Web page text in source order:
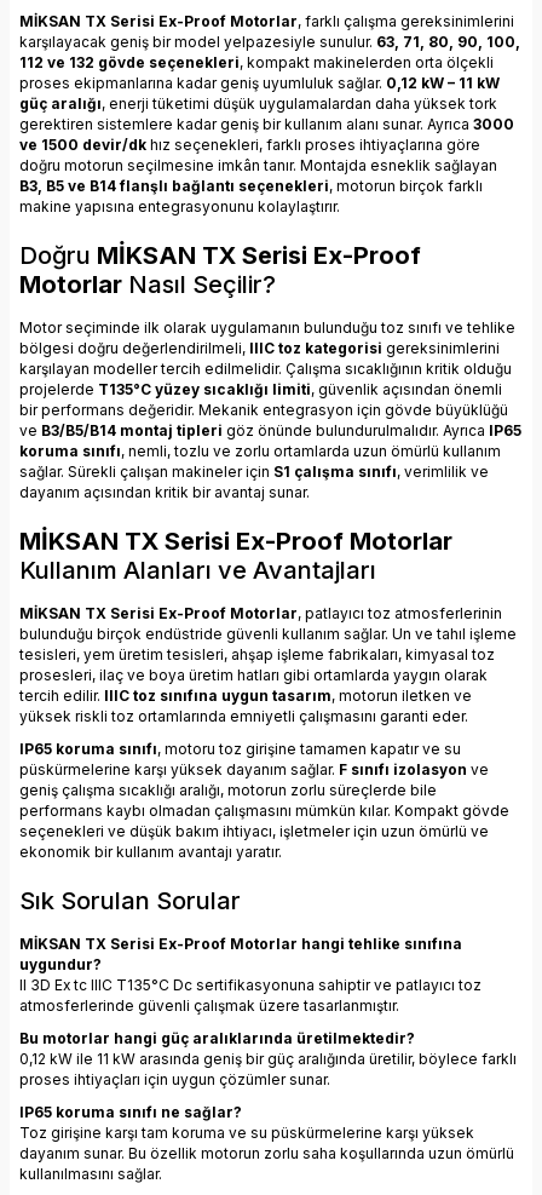
MİKSAN TX Serisi Ex-Proof Motorlar, farklı çalışma gereksinimlerini
karşılayacak geniş bir model yelpazesiyle sunulur. 63, 71, 80, 90, 100,
112 ve 132 gövde seçenekleri, kompakt makinelerden orta ölçekli
proses ekipmanlarına kadar geniş uyumluluk sağlar. 0,12 kW – 11 kW
güç aralığı, enerji tüketimi düşük uygulamalardan daha yüksek tork
gerektiren sistemlere kadar geniş bir kullanım alanı sunar. Ayrıca 3000
ve 1500 devir/dk hız seçenekleri, farklı proses ihtiyaçlarına göre
doğru motorun seçilmesine imkân tanır. Montajda esneklik sağlayan
B3, B5 ve B14 flanşlı bağlantı seçenekleri, motorun birçok farklı
makine yapısına entegrasyonunu kolaylaştırır.
Doğru MİKSAN TX Serisi Ex-Proof
Motorlar Nasıl Seçilir?
Motor seçiminde ilk olarak uygulamanın bulunduğu toz sınıfı ve tehlike
bölgesi doğru değerlendirilmeli, IIIC toz kategorisi gereksinimlerini
karşılayan modeller tercih edilmelidir. Çalışma sıcaklığının kritik olduğu
projelerde T135°C yüzey sıcaklığı limiti, güvenlik açısından önemli
bir performans değeridir. Mekanik entegrasyon için gövde büyüklüğü
ve B3/B5/B14 montaj tipleri göz önünde bulundurulmalıdır. Ayrıca IP65
koruma sınıfı, nemli, tozlu ve zorlu ortamlarda uzun ömürlü kullanım
sağlar. Sürekli çalışan makineler için S1 çalışma sınıfı, verimlilik ve
dayanım açısından kritik bir avantaj sunar.
MİKSAN TX Serisi Ex-Proof Motorlar
Kullanım Alanları ve Avantajları
MİKSAN TX Serisi Ex-Proof Motorlar, patlayıcı toz atmosferlerinin
bulunduğu birçok endüstride güvenli kullanım sağlar. Un ve tahıl işleme
tesisleri, yem üretim tesisleri, ahşap işleme fabrikaları, kimyasal toz
prosesleri, ilaç ve boya üretim hatları gibi ortamlarda yaygın olarak
tercih edilir. IIIC toz sınıfına uygun tasarım, motorun iletken ve
yüksek riskli toz ortamlarında emniyetli çalışmasını garanti eder.
IP65 koruma sınıfı, motoru toz girişine tamamen kapatır ve su
püskürmelerine karşı yüksek dayanım sağlar. F sınıfı izolasyon ve
geniş çalışma sıcaklığı aralığı, motorun zorlu süreçlerde bile
performans kaybı olmadan çalışmasını mümkün kılar. Kompakt gövde
seçenekleri ve düşük bakım ihtiyacı, işletmeler için uzun ömürlü ve
ekonomik bir kullanım avantajı yaratır.
Sık Sorulan Sorular
MİKSAN TX Serisi Ex-Proof Motorlar hangi tehlike sınıfına
uygundur?
II 3D Ex tc IIIC T135°C Dc sertifikasyonuna sahiptir ve patlayıcı toz
atmosferlerinde güvenli çalışmak üzere tasarlanmıştır.
Bu motorlar hangi güç aralıklarında üretilmektedir?
0,12 kW ile 11 kW arasında geniş bir güç aralığında üretilir, böylece farklı
proses ihtiyaçları için uygun çözümler sunar.
IP65 koruma sınıfı ne sağlar?
Toz girişine karşı tam koruma ve su püskürmelerine karşı yüksek
dayanım sunar. Bu özellik motorun zorlu saha koşullarında uzun ömürlü
kullanılmasını sağlar.